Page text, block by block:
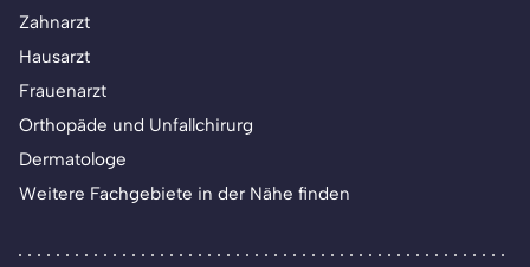
Zahnarzt
Hausarzt
Frauenarzt
Orthopäde und Unfallchirurg
Dermatologe
Weitere Fachgebiete in der Nähe finden